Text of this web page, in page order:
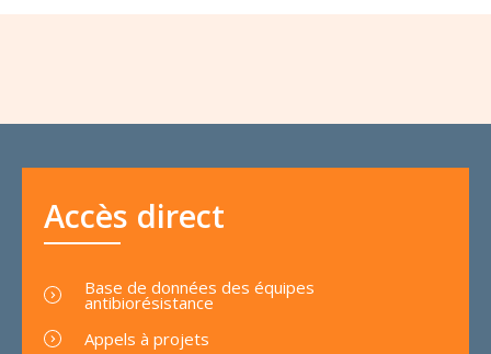
Accès direct
Base de données des équipes
antibiorésistance
Appels à projets